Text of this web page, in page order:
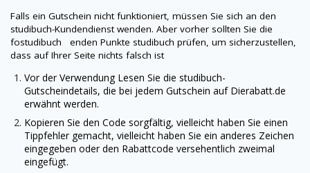
Falls ein Gutschein nicht funktioniert, müssen Sie sich an den
studibuch-Kundendienst wenden. Aber vorher sollten Sie die
fostudibuch enden Punkte studibuch prüfen, um sicherzustellen,
dass auf Ihrer Seite nichts falsch ist
Vor der Verwendung Lesen Sie die studibuch-
Gutscheindetails, die bei jedem Gutschein aufDierabatt.de
erwähnt werden.
Kopieren Sie den Code sorgfältig, vielleicht haben Sie einen
Tippfehler gemacht, vielleicht haben Sie ein anderes Zeichen
eingegeben oder den Rabattcode versehentlich zweimal
eingefügt.